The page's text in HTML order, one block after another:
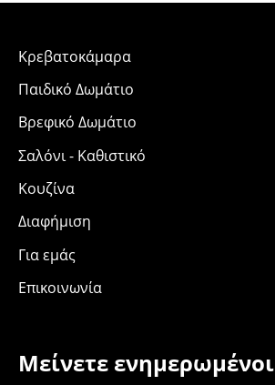
Μείνετε ενημερωμένοι
Κρεβατοκάμαρα
Παιδικό Δωμάτιο
Βρεφικό Δωμάτιο
Σαλόνι - Καθιστικό
Κουζίνα
Διαφήμιση
Για εμάς
Επικοινωνία